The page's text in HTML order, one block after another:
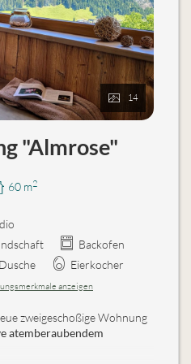
14
"Almrose"
60 m2
Backofen
Dusche
Eierkocher
anzeigen
zweigeschoßige Wohnung
atemberaubendem